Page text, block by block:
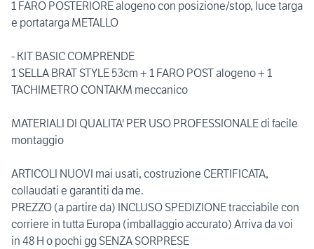
1 FARO POSTERIORE alogeno con posizione/stop, luce targa
e portatarga METALLO
- KIT BASIC COMPRENDE
1 SELLA BRAT STYLE 53cm + 1 FARO POST alogeno + 1
TACHIMETRO CONTAKM meccanico
MATERIALI DI QUALITA' PER USO PROFESSIONALE di facile
montaggio
ARTICOLI NUOVI mai usati, costruzione CERTIFICATA,
collaudati e garantiti da me.
PREZZO (a partire da) INCLUSO SPEDIZIONE tracciabile con
corriere in tutta Europa (imballaggio accurato) Arriva da voi
in 48 H o pochi gg SENZA SORPRESE